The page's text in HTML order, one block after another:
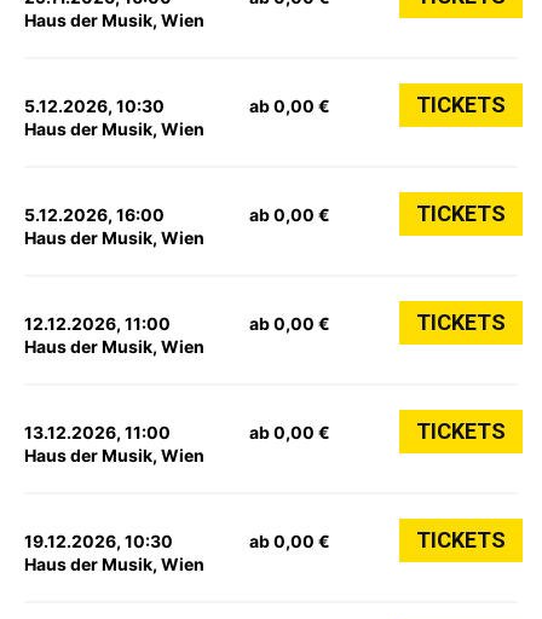
Haus der Musik, Wien
5.12.2026, 10:30
Haus der Musik, Wien
ab 0,00 € TICKETS
5.12.2026, 16:00
Haus der Musik, Wien
ab 0,00 € TICKETS
12.12.2026, 11:00
Haus der Musik, Wien
ab 0,00 € TICKETS
13.12.2026, 11:00
Haus der Musik, Wien
ab 0,00 € TICKETS
19.12.2026, 10:30
Haus der Musik, Wien
ab 0,00 € TICKETS